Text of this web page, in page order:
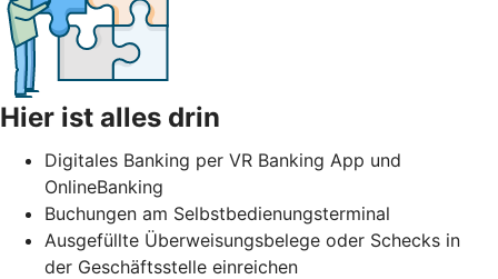
Hier ist alles drin
Digitales Banking per VR Banking App und
OnlineBanking
Buchungen am Selbstbedienungsterminal
Ausgefüllte Überweisungsbelege oder Schecks in
der Geschäftsstelle einreichen